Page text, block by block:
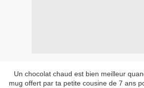
Un chocolat chaud est bien meilleur
mug offert par ta petite cousine de 7 ans